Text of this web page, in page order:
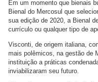
Em um momento que bienais
Bienal do Mercosul que
sua edição de 2020, a Bienal
currículo ou qualquer tipo de
Visconti, de origem italiana,
mais polêmicos, na gestão de
instituição a práticas
inviabilizaram seu futuro.